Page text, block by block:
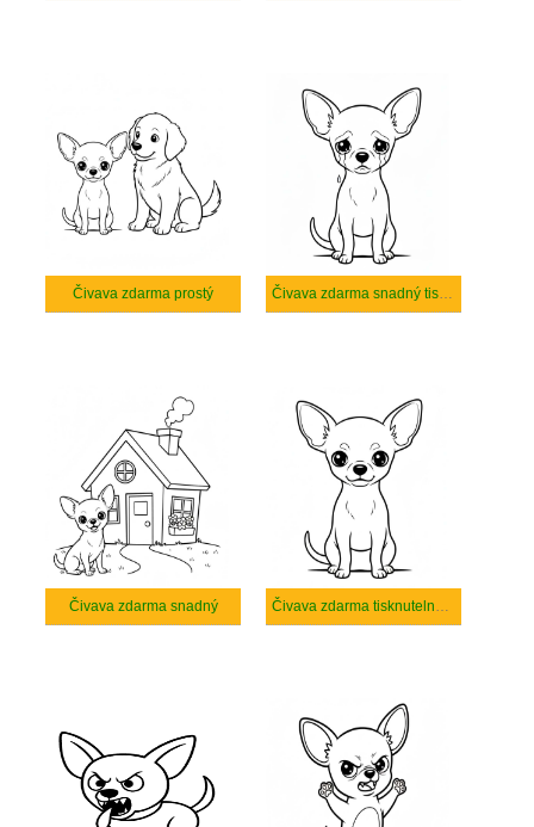
Čivava zdarma prostý Čivava zdarma snadný tisknutelné
Čivava zdarma snadný Čivava zdarma tisknutelné pro děti